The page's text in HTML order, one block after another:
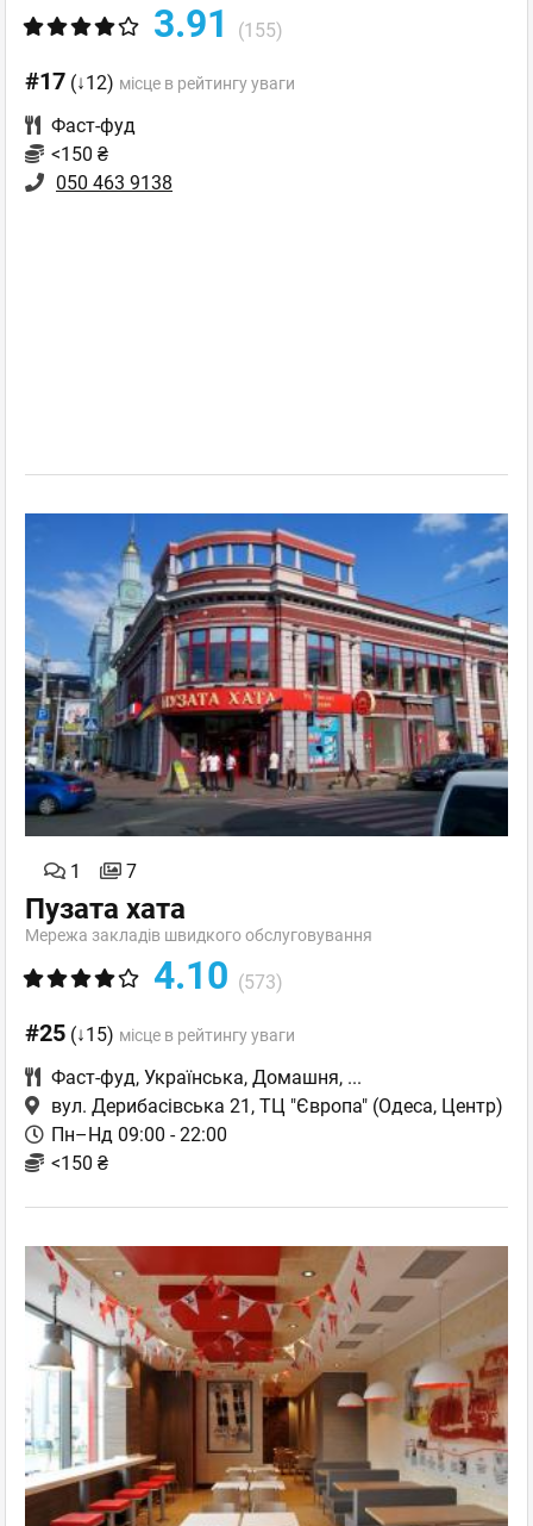
3.91 (155)
#17 (↓12) місце в рейтингу уваги
Фаст-фуд
<150 ₴
050 463 9138
1 7
Пузата хата
Мережа закладів швидкого обслуговування
4.10 (573)
#25 (↓15) місце в рейтингу уваги
Фаст-фуд, Українська, Домашня, ...
вул. Дерибасівська 21, ТЦ "Європа" (Одеса, Центр)
Пн–Нд 09:00 - 22:00
<150 ₴